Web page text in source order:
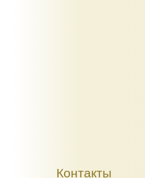
Контакты